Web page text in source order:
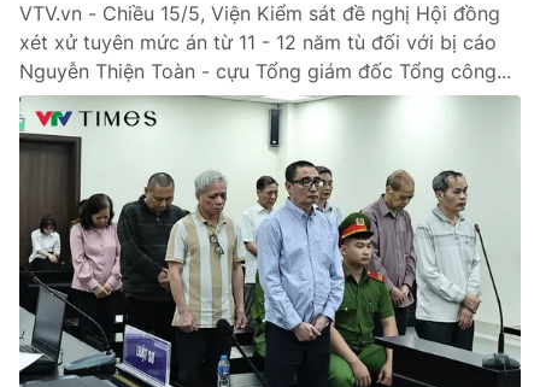
Photo Infographic
Video Shorts video
VTV Money VTV Thể thao
VTV Sức khoẻ Bất động sản
Thị trường 24h Tấm lòng Việt
VTV4 Vươn mình bằng AI
VTV.vn - Chiều 15/5, Viện Kiểm sát đề nghị Hội đồng
xét xử tuyên mức án từ 11 - 12 năm tù đối với bị cáo
Nguyễn Thiện Toàn - cựu Tổng giám đốc Tổng công...